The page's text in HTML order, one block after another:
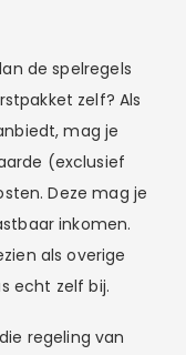
de spelregels
zelf? Als
mag je
(exclusief
Deze mag je
inkomen.
als overige
echt zelf bij.
regeling van